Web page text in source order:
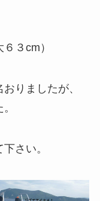
３cm）
りましたが、
さい。